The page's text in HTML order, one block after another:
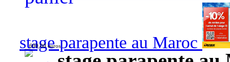
stage parapente au Maroc
690,00 euros